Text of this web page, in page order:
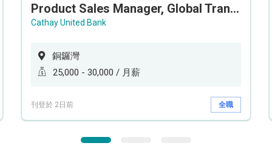
Product Sales Manager, Global Transaction Service (GTS)
Cathay United Bank
銅鑼灣
25,000 - 30,000 / 月薪
刊登於 2日前 全職